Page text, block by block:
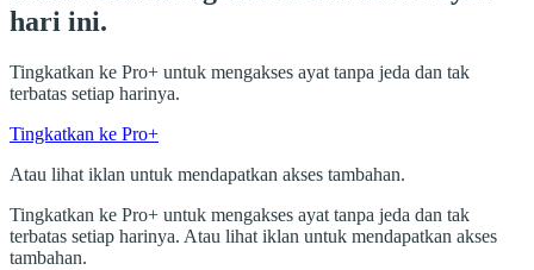
hari ini.
Tingkatkan ke Pro+ untuk mengakses ayat tanpa jeda dan tak
terbatas setiap harinya.
Tingkatkan ke Pro+
Atau lihat iklan untuk mendapatkan akses tambahan.
Tingkatkan ke Pro+ untuk mengakses ayat tanpa jeda dan tak
terbatas setiap harinya. Atau lihat iklan untuk mendapatkan akses
tambahan.